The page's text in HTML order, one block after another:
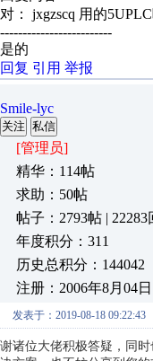
对： jxgzscq 用的
-------------------------
是的
回复 引用 举报
Smile-lyc
关注 私信
[管理员]
精华：114帖
求助：50帖
帖子：2793帖 | 22283
年度积分：311
历史总积分：144042
注册：2006年8月04日
发表于：2019-08-18 09:22:43
谢诸位大佬积极答疑，同